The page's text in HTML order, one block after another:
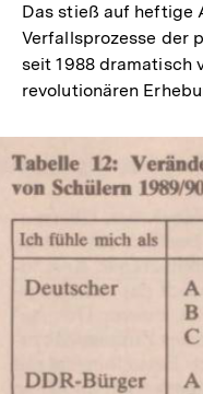
Das stieß auf heftige
Verfallsprozesse der
seit 1988 dramatisch
revolutionären